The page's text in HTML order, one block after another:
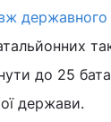
державного
до 25
держави.